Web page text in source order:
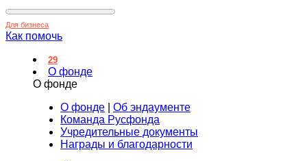
Для бизнеса
Как помочь
29
О фонде
О фонде
О фонде
Об эндаументе
Команда Русфонда
Учредительные документы
Награды и благодарности